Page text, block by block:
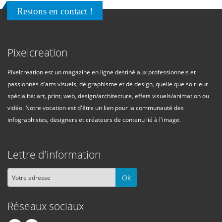
Restons en contact !
Pixelcreation
Pixelcreation est un magazine en ligne destiné aux professionnels et
passionnés d'arts visuels, de graphisme et de design, quelle que soit leur
spécialité: art, print, web, design/architecture, effets visuels/animation ou
vidéo. Notre vocation est d'être un lien pour la communauté des
infographistes, designers et créateurs de contenu lié à l'image.
Lettre d'information
Ok
Réseaux sociaux